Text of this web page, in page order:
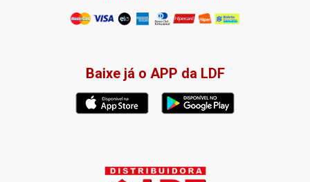
Baixe já o APP da LDF